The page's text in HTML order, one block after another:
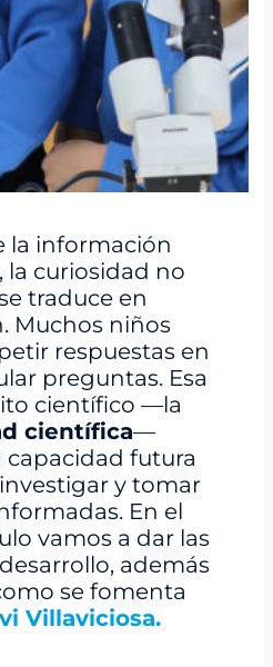
la información
la curiosidad no
traduce en
Muchos niños
respuestas en
preguntas. Esa
científico —la
científica—
capacidad futura
y tomar
En el
vamos a dar las
además
se fomenta
Villaviciosa.